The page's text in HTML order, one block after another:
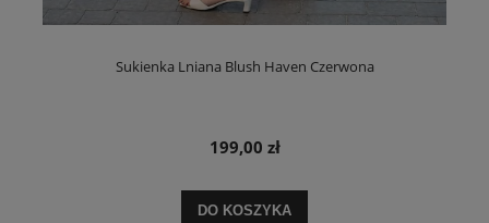
Sukienka Lniana Blush Haven Czerwona
199,00 zł
DO KOSZYKA